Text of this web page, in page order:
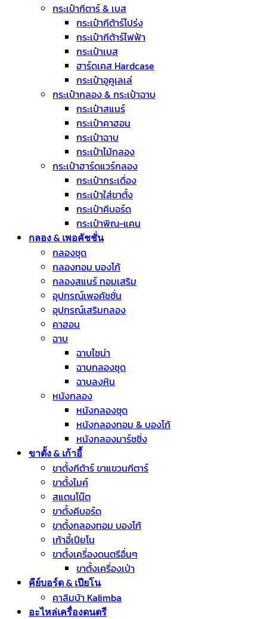
กระเป๋ากีตาร์ & เบส
กระเป๋ากีต้าร์โปร่ง
กระเป๋ากีต้าร์ไฟฟ้า
กระเป๋าเบส
ฮาร์ดเคส Hardcase
กระเป๋าอูคูเลเล่
กระเป๋ากลอง & กระเป๋าฉาบ
กระเป๋าสแนร์
กระเป๋าคาฮอน
กระเป๋าฉาบ
กระเป๋าไม้กลอง
กระเป๋าฮาร์ดแวร์กลอง
กระเป๋ากระเดื่อง
กระเป๋าใส่ขาตั้ง
กระเป๋าคีบอร์ด
กระเป๋าพิณ-แคน
กลอง & เพอคัชชั่น
กลองชุด
กลองทอม บองโก้
กลองสแนร์ ทอมเสริม
อุปกรณ์เพอคัชชั่น
อุปกรณ์เสริมกลอง
คาฮอน
ฉาบ
ฉาบไชน่า
ฉาบกลองชุด
ฉาบลงหิน
หนังกลอง
หนังกลองชุด
หนังกลองทอม & บองโก้
หนังกลองมาร์ชชิ่ง
ขาตั้ง & เก้าอี้
ขาตั้งกีต้าร์ ขาแขวนกีตาร์
ขาตั้งไมค์
สแตนโน๊ต
ขาตั้งคีบอร์ด
ขาตั้งกลองทอม บองโก้
เก้าอี้เปียโน
ขาตั้งเครื่องดนตรีอื่นๆ
ขาตั้งเครื่องเป่า
คีย์บอร์ด & เปียโน
คาลิมบ้า Kalimba
อะไหล่เครื่องดนตรี